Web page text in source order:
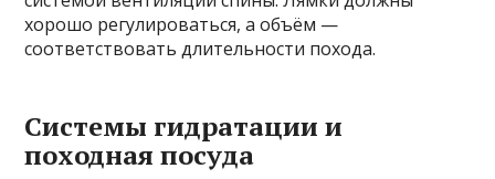
хорошо регулироваться, а объём —
соответствовать длительности похода.
Системы гидратации и
походная посуда